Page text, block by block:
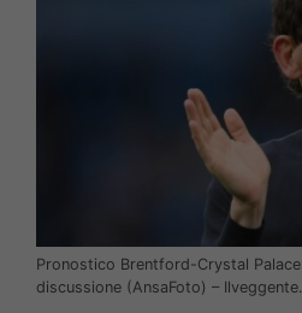
Pronostico Brentford-Crystal
discussione (AnsaFoto) –